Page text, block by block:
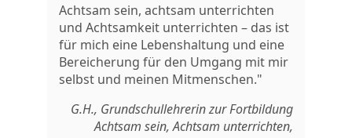
Achtsam sein, achtsam unterrichten
und Achtsamkeit unterrichten – das ist
für mich eine Lebenshaltung und eine
Bereicherung für den Umgang mit mir
selbst und meinen Mitmenschen."
G.H., Grundschullehrerin zur Fortbildung
Achtsam sein, Achtsam unterrichten,